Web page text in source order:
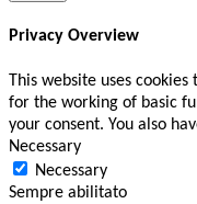
Privacy Overview
This website uses
for the working of basic
your consent. You also
Necessary
Necessary
Sempre abilitato